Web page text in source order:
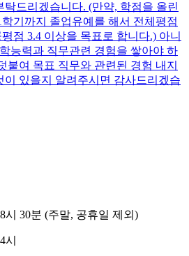
탁드리겠습니다. (만약, 학점을 올린
기까지 졸업유예를 해서 전체평점
점 3.4 이상을 목표로 합니다.) 아니
능력과 직무관련 경험을 쌓아야 하
붙여 목표 직무와 관련된 경험 내지
이 있을지 알려주시면 감사드리겠습
시 30분 (주말, 공휴일 제외)
시